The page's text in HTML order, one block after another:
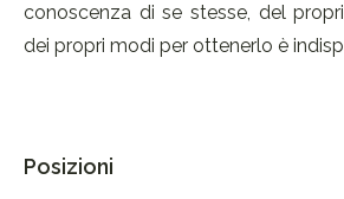
conoscenza di se stesse, del
dei propri modi per ottenerlo è
Posizioni